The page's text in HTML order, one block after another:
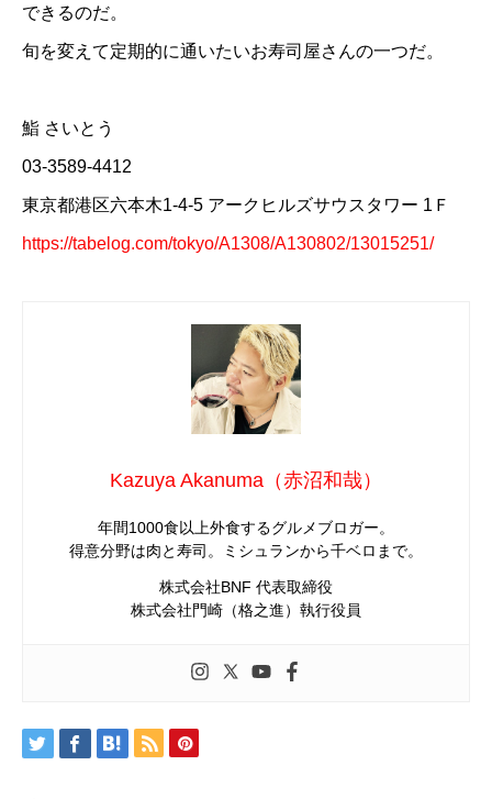
できるのだ。
旬を変えて定期的に通いたいお寿司屋さんの一つだ。
鮨 さいとう
03-3589-4412
東京都港区六本木1-4-5 アークヒルズサウスタワー 1Ｆ
https://tabelog.com/tokyo/A1308/A130802/13015251/
Kazuya Akanuma（赤沼和哉）
年間1000食以上外食するグルメブロガー。
得意分野は肉と寿司。ミシュランから千ベロまで。
株式会社BNF 代表取締役
株式会社門崎（格之進）執行役員